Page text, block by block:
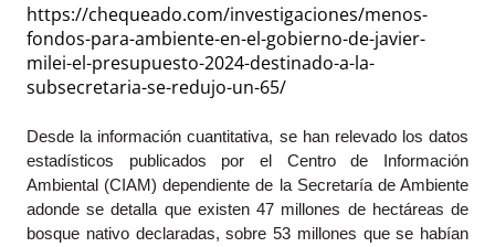
https://chequeado.com/investigaciones/menos-
fondos-para-ambiente-en-el-gobierno-de-javier-
milei-el-presupuesto-2024-destinado-a-la-
subsecretaria-se-redujo-un-65/
Desde la información cuantitativa, se han relevado los datos
estadísticos publicados por el Centro de Información
Ambiental (CIAM) dependiente de la Secretaría de Ambiente
adonde se detalla que existen 47 millones de hectáreas de
bosque nativo declaradas, sobre 53 millones que se habían